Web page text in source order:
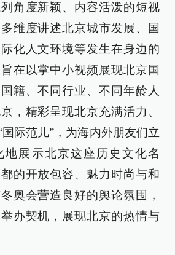
角度新颖、内容活泼的短视
维度讲述北京城市发展、国
化人文环境等发生在身边的
在以掌中小视频展现北京国
籍、不同行业、不同年龄人
，精彩呈现北京充满活力、
际范儿”，为海内外朋友们立
地展示北京这座历史文化名
的开放包容、魅力时尚与和
奥会营造良好的舆论氛围，
办契机，展现北京的热情与